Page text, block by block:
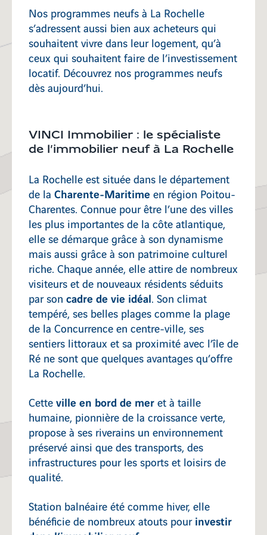
Caluire-et-Cuire
Ambérieu-en-Bugey
Nos programmes neufs à La Rochelle
s’adressent aussi bien aux acheteurs qui
souhaitent vivre dans leur logement, qu’à
ceux qui souhaitent faire de l’investissement
locatif. Découvrez nos programmes neufs
dès aujourd’hui.
VINCI Immobilier : le spécialiste
de l’immobilier neuf à La Rochelle
La Rochelle est située dans le département
de la Charente-Maritimeen région Poitou-
Charentes. Connue pour être l’une des villes
les plus importantes de la côte atlantique,
elle se démarque grâce à son dynamisme
mais aussi grâce à son patrimoine culturel
riche. Chaque année, elle attire de nombreux
visiteurs et de nouveaux résidents séduits
par son cadre de vie idéal. Son climat
tempéré, ses belles plages comme la plage
de la Concurrence en centre-ville, ses
sentiers littoraux et sa proximité avec l’île de
Ré ne sont que quelques avantages qu’offre
La Rochelle.
Cetteville en bord de meret à taille
humaine, pionnière de la croissance verte,
propose à ses riverains un environnement
préservé ainsi que des transports, des
infrastructures pour les sports et loisirs de
qualité.
Station balnéaire été comme hiver, elle
bénéficie de nombreux atouts pourinvestir